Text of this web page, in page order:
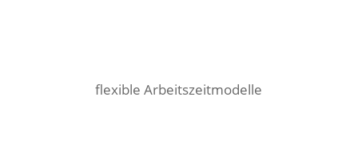
flexible Arbeitszeitmodelle